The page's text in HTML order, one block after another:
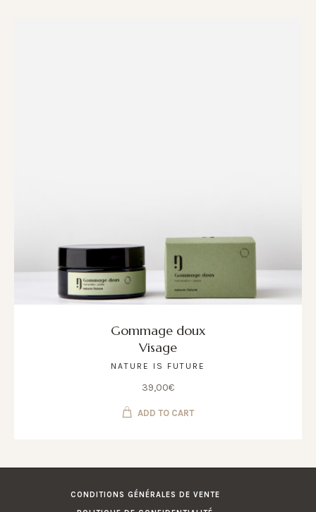
Gommage doux
Visage
NATURE IS FUTURE
39,00€
ADD TO CART
CONDITIONS GÉNÉRALES DE VENTE